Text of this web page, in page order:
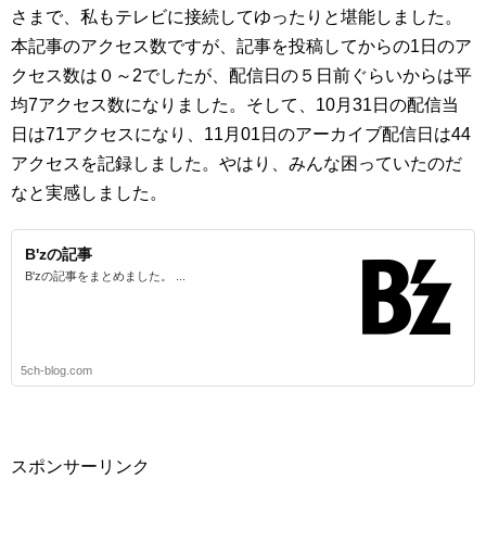
さまで、私もテレビに接続してゆったりと堪能しました。
本記事のアクセス数ですが、記事を投稿してからの1日のア
クセス数は０～2でしたが、配信日の５日前ぐらいからは平
均7アクセス数になりました。そして、10月31日の配信当
日は71アクセスになり、11月01日のアーカイブ配信日は44
アクセスを記録しました。やはり、みんな困っていたのだ
なと実感しました。
B'zの記事
B'zの記事をまとめました。 ...
5ch-blog.com
スポンサーリンク